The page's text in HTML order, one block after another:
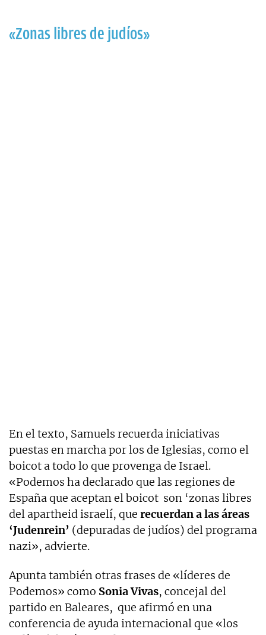
«Zonas libres de judíos»
En el texto, Samuels recuerda iniciativas
puestas en marcha por los de Iglesias, como el
boicot a todo lo que provenga de Israel.
«Podemos ha declarado que las regiones de
España que aceptan el boicot son ‘zonas libres
del apartheid israelí, que recuerdan a las áreas
‘Judenrein’ (depuradas de judíos) del programa
nazi», advierte.
Apunta también otras frases de «líderes de
Podemos» como Sonia Vivas, concejal del
partido en Baleares, que afirmó en una
conferencia de ayuda internacional que «los